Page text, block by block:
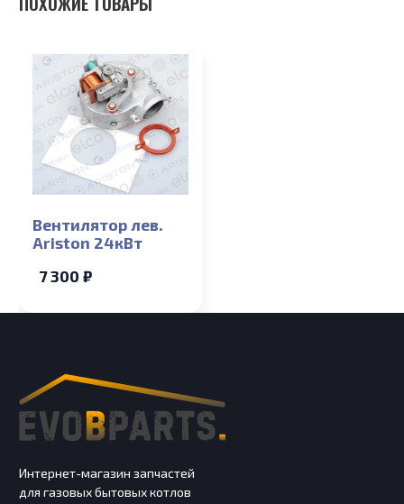
Вентилятор лев.
Ariston 24кВт
7 300 ₽
Интернет-магазин запчастей
для газовых бытовых котлов